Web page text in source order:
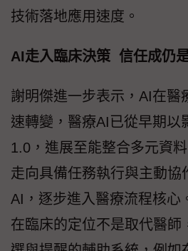
技術落地應用速度。
AI走入臨床決策 信任成仍
謝明傑進一步表示，AI在醫
速轉變，醫療AI已從早期以
1.0，進展至能整合多元資
走向具備任務執行與主動協
AI，逐步進入醫療流程核心
在臨床的定位不是取代醫師